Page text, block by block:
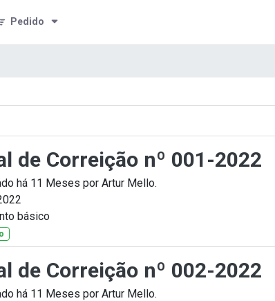
Pedido
de Correição nº 001-2022
há 11 Meses por Artur Mello.
básico
de Correição nº 002-2022
há 11 Meses por Artur Mello.